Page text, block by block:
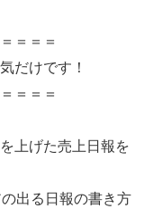
＝＝＝
だけです！
＝＝＝
上げた売上日報を
出る日報の書き方